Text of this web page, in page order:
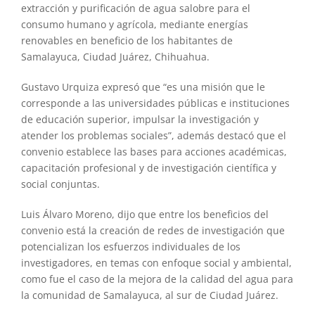
extracción y purificación de agua salobre para el
consumo humano y agrícola, mediante energías
renovables en beneficio de los habitantes de
Samalayuca, Ciudad Juárez, Chihuahua.
Gustavo Urquiza expresó que “es una misión que le
corresponde a las universidades públicas e instituciones
de educación superior, impulsar la investigación y
atender los problemas sociales”, además destacó que el
convenio establece las bases para acciones académicas,
capacitación profesional y de investigación científica y
social conjuntas.
Luis Álvaro Moreno, dijo que entre los beneficios del
convenio está la creación de redes de investigación que
potencializan los esfuerzos individuales de los
investigadores, en temas con enfoque social y ambiental,
como fue el caso de la mejora de la calidad del agua para
la comunidad de Samalayuca, al sur de Ciudad Juárez.